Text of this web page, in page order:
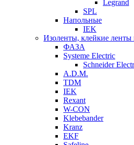
Legrand
SPL
Напольные
IEK
Изоленты, клейкие ленты
ФАЗА
Systeme Electric
Schneider
A.D.M.
TDM
IEK
Rexant
W-CON
Klebebander
Kranz
EKF